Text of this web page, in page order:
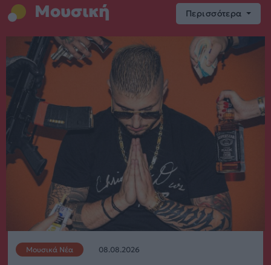
Μουσική Περισσότερα
Μουσικά Νέα 08.08.2026